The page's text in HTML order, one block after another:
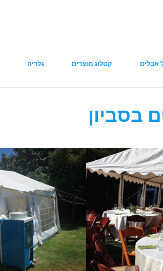
אבלים קטלוג מוצרים גלריה
בסביון